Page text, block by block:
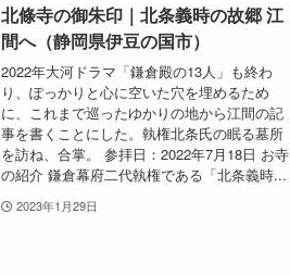
北條寺の御朱印｜北条義時の故郷 江
間へ（静岡県伊豆の国市）
2022年大河ドラマ「鎌倉殿の13人」も終わ
り、ぽっかりと心に空いた穴を埋めるため
に、これまで巡ったゆかりの地から江間の記
事を書くことにした。執権北条氏の眠る墓所
を訪ね、合掌。 参拝日：2022年7月18日 お寺
の紹介 鎌倉幕府二代執権である「北条義時...
2023年1月29日